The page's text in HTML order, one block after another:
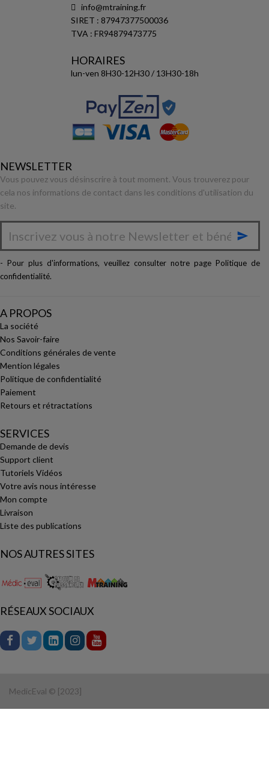
info@mtraining.fr
SIRET : 87947377500036
TVA : FR94879473775
HORAIRES
lun-ven 8H30-12H30 / 13H30-18h
NEWSLETTER
Vous pouvez vous désinscrire à tout moment. Vous trouverez pour
cela nos informations de contact dans les conditions d'utilisation du
site.

- Pour plus d'informations, veuillez consulter notre page Politique de
confidentialité.
A PROPOS
La société
Nos Savoir-faire
Conditions générales de vente
Mention légales
Politique de confidentialité
Paiement
Retours et rétractations
SERVICES
Demande de devis
Support client
Tutoriels Vidéos
Votre avis nous intéresse
Mon compte
Livraison
Liste des publications
NOS AUTRES SITES
RÉSEAUX SOCIAUX
MedicEval © [2023]